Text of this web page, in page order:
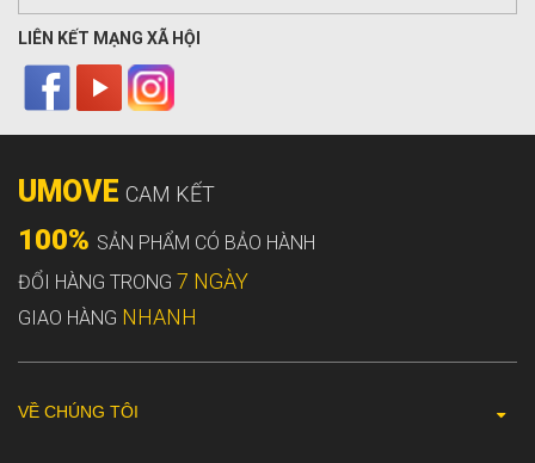
LIÊN KẾT MẠNG XÃ HỘI
UMOVE CAM KẾT
100% SẢN PHẨM CÓ BẢO HÀNH
ĐỔI HÀNG TRONG 7 NGÀY
GIAO HÀNG NHANH
VỀ CHÚNG TÔI